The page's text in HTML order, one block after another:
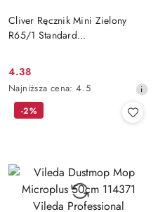
Cliver Ręcznik Mini Zielony
R65/1 Standard...
Cena
promocyjna:
4.38
Najniższa
cena
obniżką
Najniższa cena: 4.5
-2%